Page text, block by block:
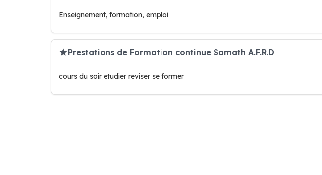
Enseignement, formation, emploi
Prestations de Formation continue Samath A.F.R.D
cours du soir etudier reviser se former